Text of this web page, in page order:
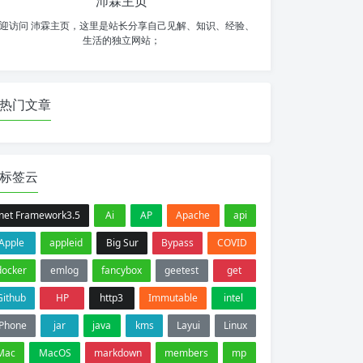
访问 沛霖主页，这里是站长分享自己见解、知识、经验、
生活的独立网站；
热门文章
标签云
Framework3.5 Ai AP Apache
api
appleid Big Sur Bypass
COVID
emlog fancybox geetest
get
HP http3 Immutable
intel
jar java kms Layui
Linux
MacOS markdown members mp